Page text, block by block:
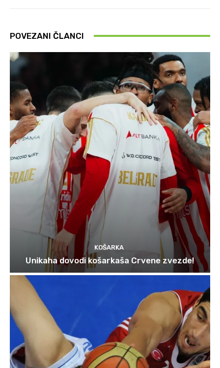
POVEZANI ČLANCI
KOŠARKA
Unikaha dovodi košarkaša Crvene zvezde!